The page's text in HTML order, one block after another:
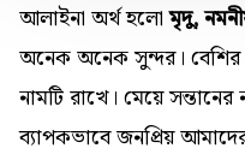
আলাইনা অর্থ হলোমৃদু,
অনেকঅনেকসুন্দর।
নামটি রাখে। মেয়ে সন্তানের
ব্যাপকভাবে জনপ্রিয়